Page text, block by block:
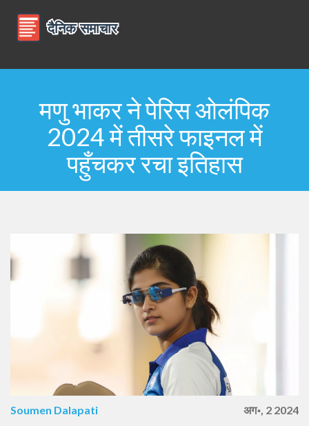
मणु भाकर ने पेरिस ओलंपिक
2024 में तीसरे फाइनल में
पहुँचकर रचा इतिहास
Soumen Dalapati अग॰, 2 2024